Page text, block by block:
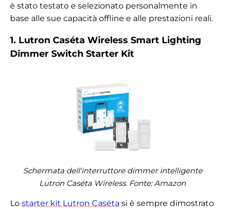
è stato testato e selezionato personalmente in
base alle sue capacità offline e alle prestazioni reali.
1. Lutron Caséta Wireless Smart Lighting
Dimmer Switch Starter Kit
Schermata dell'interruttore dimmer intelligente
Lutron Caséta Wireless. Fonte:Amazon
Lo starter kit Lutron Caséta si è sempre dimostrato